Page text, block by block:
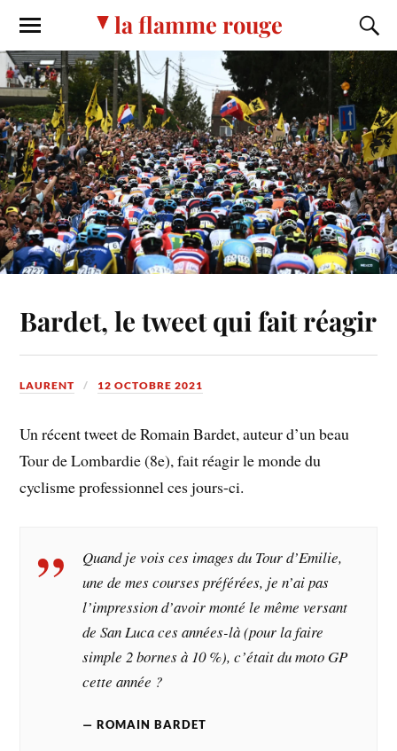
la flamme rouge
Bardet, le tweet qui fait réagir
LAURENT 12 OCTOBRE 2021
Un récent tweet de Romain Bardet, auteur d’un beau
Tour de Lombardie (8e), fait réagir le monde du
cyclisme professionnel ces jours-ci.
Quand je vois ces images du Tour d’Emilie,
une de mes courses préférées, je n’ai pas
l’impression d’avoir monté le même versant
de San Luca ces années-là (pour la faire
simple 2 bornes à 10 %), c’était du moto GP
cette année ?
ROMAIN BARDET